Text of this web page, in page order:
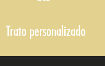
Trato personalizado